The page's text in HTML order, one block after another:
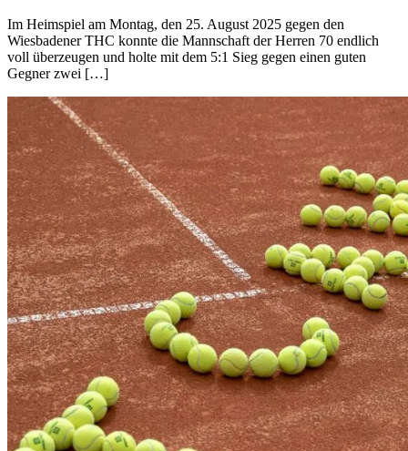
Im Heimspiel am Montag, den 25. August 2025 gegen den
Wiesbadener THC konnte die Mannschaft der Herren 70 endlich
voll überzeugen und holte mit dem 5:1 Sieg gegen einen guten
Gegner zwei […]